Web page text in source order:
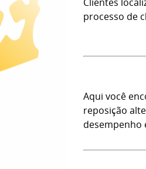
processo de
Aqui você
reposição
desempenho